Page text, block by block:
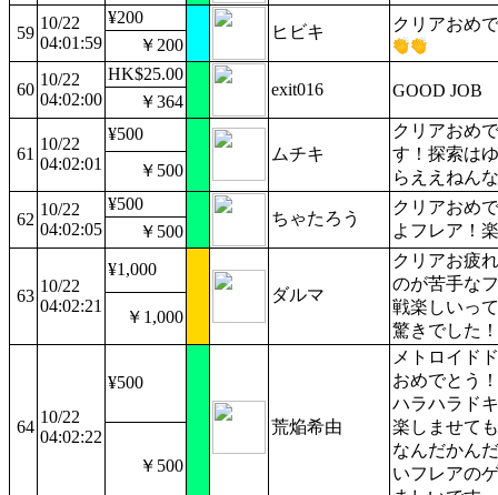
59
10/22
04:01:59
¥200
ヒビキ
クリアおめ
￥200
60
10/22
04:02:00
HK$25.00
exit016
GOOD JOB
￥364
61
10/22
04:02:01
¥500
ムチキ
クリアおめ
す！探索は
らええねんな
￥500
62
10/22
04:02:05
¥500
ちゃたろう
クリアおめ
よフレア！
￥500
63
10/22
04:02:21
¥1,000
ダルマ
クリアお疲
のが苦手な
戦楽しいっ
驚きでした！
￥1,000
64
10/22
04:02:22
¥500
荒焔希由
メトロイド
おめでとう
ハラハラド
楽しませて
なんだかん
いフレアの
￥500